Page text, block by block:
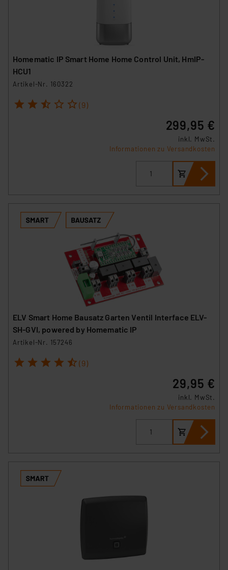
Homematic IP Smart Home Home Control Unit, HmIP-
HCU1
Artikel-Nr. 160322
1 2 3 4 5 (9)
299,95 €
inkl. MwSt.
Informationen zu Versandkosten
ELV Smart Home Bausatz Garten Ventil Interface ELV-
SH-GVI, powered by Homematic IP
Artikel-Nr. 157246
1 2 3 4 5 (9)
29,95 €
inkl. MwSt.
Informationen zu Versandkosten